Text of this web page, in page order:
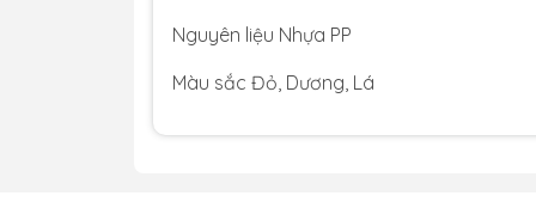
Nguyên liệu Nhựa PP
Màu sắc Đỏ, Dương, Lá